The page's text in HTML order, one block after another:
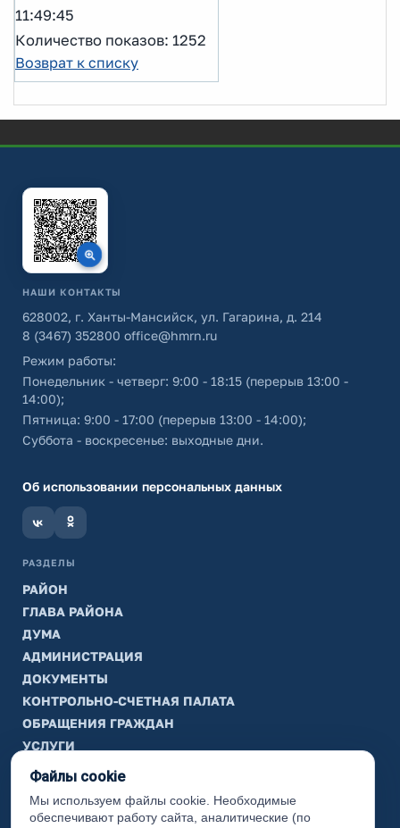
11:49:45
Количество показов: 1252
Возврат к списку
НАШИ КОНТАКТЫ
628002, г. Ханты-Мансийск, ул. Гагарина, д. 214
8 (3467) 352800 office@hmrn.ru
Режим работы:
Понедельник - четверг: 9:00 - 18:15 (перерыв 13:00 -
14:00);
Пятница: 9:00 - 17:00 (перерыв 13:00 - 14:00);
Суббота - воскресенье: выходные дни.
Об использовании персональных данных
РАЗДЕЛЫ
РАЙОН
ГЛАВА РАЙОНА
ДУМА
АДМИНИСТРАЦИЯ
ДОКУМЕНТЫ
КОНТРОЛЬНО-СЧЕТНАЯ ПАЛАТА
ОБРАЩЕНИЯ ГРАЖДАН
УСЛУГИ
ТИК
ИНФОРМАЦИЯ
Файлы cookie
Мы используем файлы cookie. Необходимые
обеспечивают работу сайта, аналитические (по